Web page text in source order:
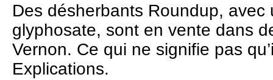
Des désherbants Roundup, avec
glyphosate, sont en vente dans
Vernon. Ce qui ne signifie pas
Explications.